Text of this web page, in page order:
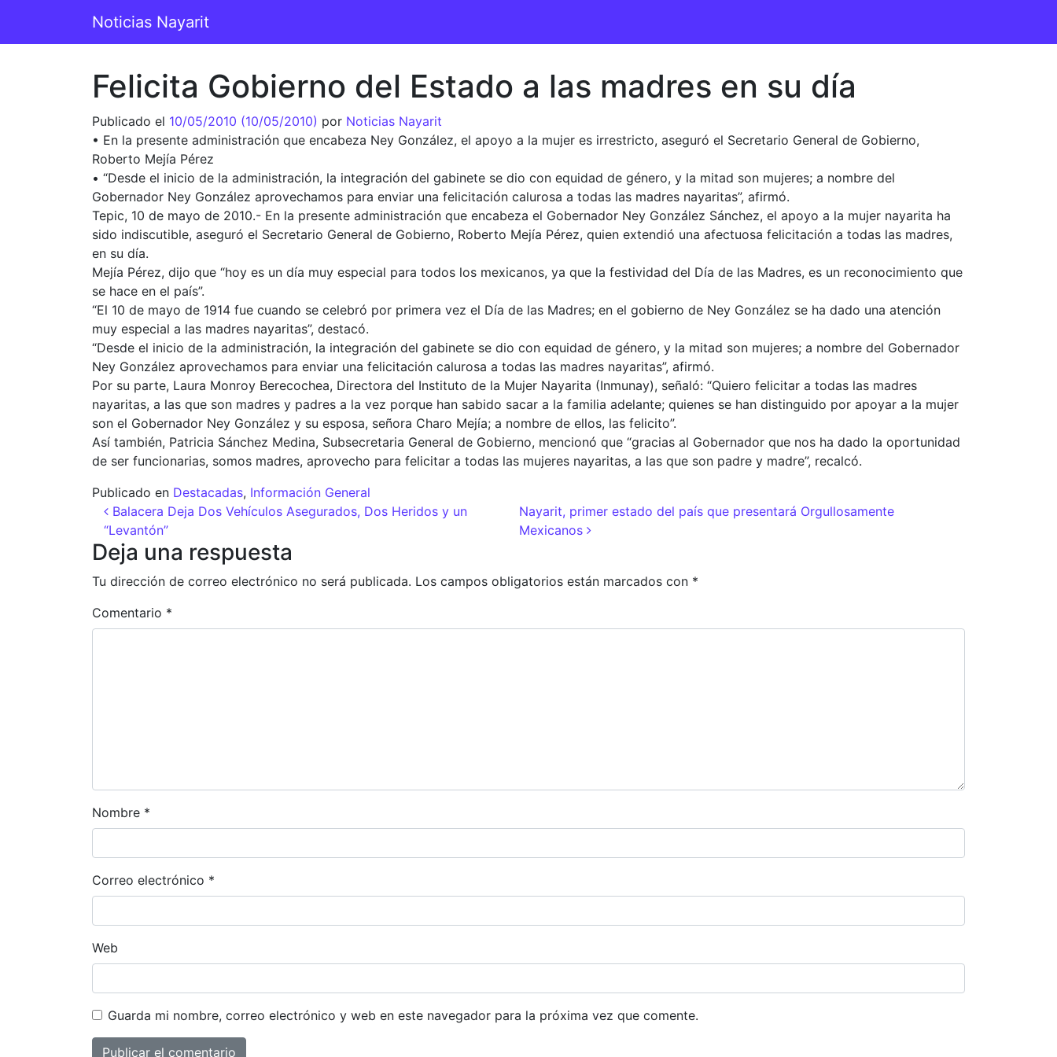
Navegación principal
Noticias Nayarit
Felicita Gobierno del Estado a las madres en su día
Publicado el 10/05/2010 (10/05/2010) por Noticias Nayarit
• En la presente administración que encabeza Ney González, el apoyo a la mujer es irrestricto, aseguró el Secretario General de Gobierno,
Roberto Mejía Pérez
• “Desde el inicio de la administración, la integración del gabinete se dio con equidad de género, y la mitad son mujeres; a nombre del
Gobernador Ney González aprovechamos para enviar una felicitación calurosa a todas las madres nayaritas”, afirmó.
Tepic, 10 de mayo de 2010.- En la presente administración que encabeza el Gobernador Ney González Sánchez, el apoyo a la mujer nayarita ha
sido indiscutible, aseguró el Secretario General de Gobierno, Roberto Mejía Pérez, quien extendió una afectuosa felicitación a todas las madres,
en su día.
Mejía Pérez, dijo que “hoy es un día muy especial para todos los mexicanos, ya que la festividad del Día de las Madres, es un reconocimiento que
se hace en el país”.
“El 10 de mayo de 1914 fue cuando se celebró por primera vez el Día de las Madres; en el gobierno de Ney González se ha dado una atención
muy especial a las madres nayaritas”, destacó.
“Desde el inicio de la administración, la integración del gabinete se dio con equidad de género, y la mitad son mujeres; a nombre del Gobernador
Ney González aprovechamos para enviar una felicitación calurosa a todas las madres nayaritas”, afirmó.
Por su parte, Laura Monroy Berecochea, Directora del Instituto de la Mujer Nayarita (Inmunay), señaló: “Quiero felicitar a todas las madres
nayaritas, a las que son madres y padres a la vez porque han sabido sacar a la familia adelante; quienes se han distinguido por apoyar a la mujer
son el Gobernador Ney González y su esposa, señora Charo Mejía; a nombre de ellos, las felicito”.
Así también, Patricia Sánchez Medina, Subsecretaria General de Gobierno, mencionó que “gracias al Gobernador que nos ha dado la oportunidad
de ser funcionarias, somos madres, aprovecho para felicitar a todas las mujeres nayaritas, a las que son padre y madre”, recalcó.
Publicado en Destacadas, Información General
Navegación de entradas
Balacera Deja Dos Vehículos Asegurados, Dos Heridos y un
“Levantón”
Nayarit, primer estado del país que presentará Orgullosamente
Mexicanos
Deja una respuesta
Tu dirección de correo electrónico no será publicada. Los campos obligatorios están marcados con *
Comentario *
Nombre *
Correo electrónico *
Web
Guarda mi nombre, correo electrónico y web en este navegador para la próxima vez que comente.